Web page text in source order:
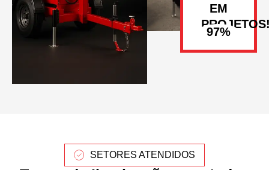
EM
SETORES ATENDIDOS